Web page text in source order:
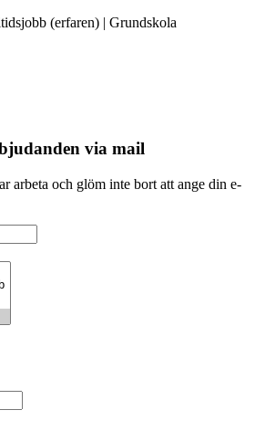
(erfaren) | Grundskola
via mail
arbeta och glöm inte bort att ange din e-